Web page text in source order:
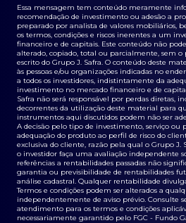
Essa mensagem tem conteúdo meramente
recomendação de investimento ou adesão a
preparado por analista de valores mobiliários,
os termos, condições e riscos inerentes a um
financeiro e de capitais. Este conteúdo não
alterado, copiado, total ou parcialmente, sem
escrito do Grupo J. Safra. O conteúdo deste
às pessoas e/ou organizações indicadas no
a todos os investidores, indistintamente da
investimento no mercado financeiro e de
Safra não será responsável por perdas diretas,
decorrentes da utilização deste material para
instrumentos aqui discutidos podem não ser
A decisão pelo tipo de investimento, serviço ou
adequação do produto ao perfil de risco do
exclusiva do cliente, razão pela qual o Grupo J.
o investidor faça uma avaliação independente
referências a rentabilidades passadas não
garantia ou previsibilidade de rentabilidades
análise cadastral. Qualquer rentabilidade
Termos e condições podem ser alterados a
independentemente de aviso prévio. Consulte
atendimento para os termos e condições
necessariamente garantido pelo FGC - Fundo